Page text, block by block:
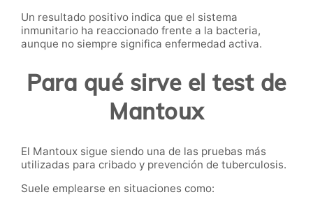
Un resultado positivo indica que el sistema
inmunitario ha reaccionado frente a la bacteria,
aunque no siempre significa enfermedad activa.
Para qué sirve el test de
Mantoux
El Mantoux sigue siendo una de las pruebas más
utilizadas para cribado y prevención de tuberculosis.
Suele emplearse en situaciones como: